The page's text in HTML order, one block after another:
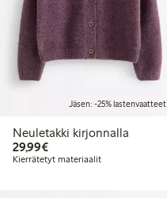
Jäsen: -25% lastenvaatteet
Neuletakki kirjonnalla
29,99€29,99 €
Kierrätetyt materiaalit